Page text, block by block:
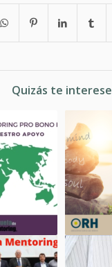
Quizás te interese